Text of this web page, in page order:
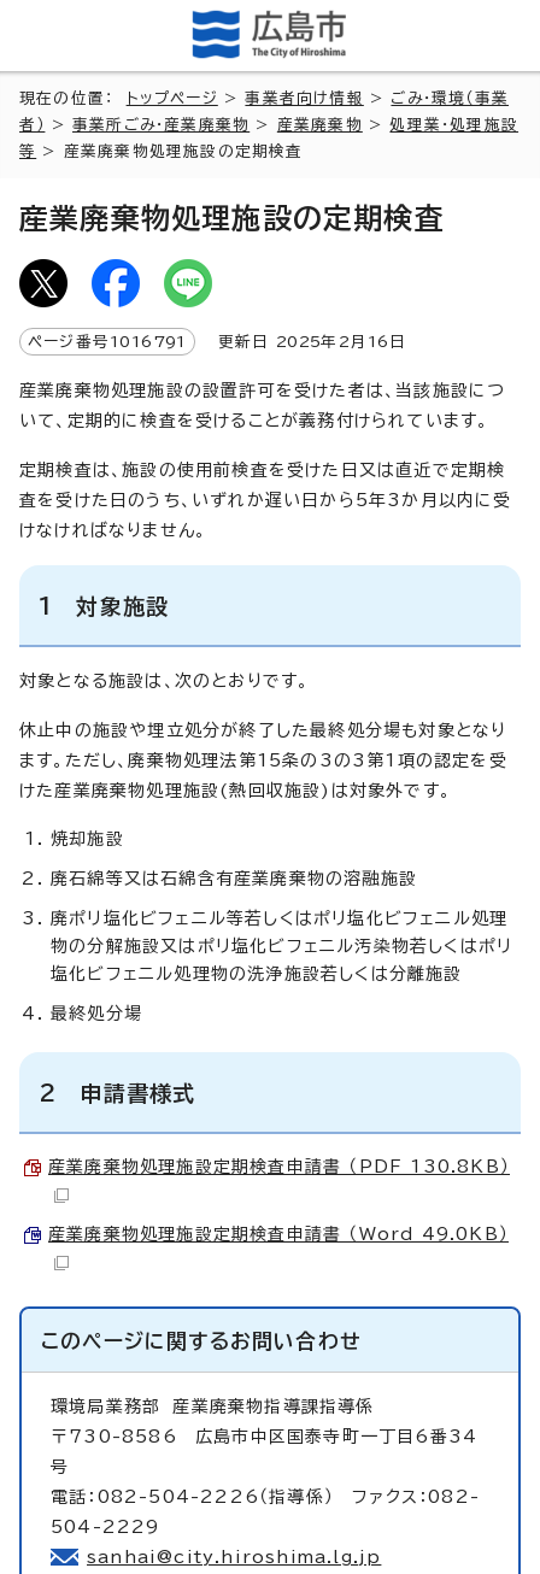
現在の位置： トップページ >事業者向け情報 > ごみ・環境（事業
者）
>事業所ごみ・産業廃棄物 > 産業廃棄物 >処理業・処理施設
等
> 産業廃棄物処理施設の定期検査
産業廃棄物処理施設の定期検査
ページ番号 1016791 更新日 2025年2月 16 日
産業廃棄物処理施設の設置許可を受けた者は、当該施設につ
いて、定期的に検査を受けることが義務付けられています。
定期検査は、施設の使用前検査を受けた日又は直近で定期検
査を受けた日のうち、いずれか遅い日から5年3か月以内に受
けなければなりません。
1 対象施設
対象となる施設は、次のとおりです。
休止中の施設や埋立処分が終了した最終処分場も対象となり
ます。ただし、廃棄物処理法第15条の3の3第1項の認定を受
けた産業廃棄物処理施設(熱回収施設)は対象外です。
焼却施設
廃石綿等又は石綿含有産業廃棄物の溶融施設
廃ポリ塩化ビフェニル等若しくはポリ塩化ビフェニル処理
物の分解施設又はポリ塩化ビフェニル汚染物若しくはポリ
塩化ビフェニル処理物の洗浄施設若しくは分離施設
最終処分場
2 申請書様式
産業廃棄物処理施設定期検査申請書 （PDF 130.8KB）
産業廃棄物処理施設定期検査申請書 （Word 49.0KB）
このページに関するお問い合わせ
環境局業務部 産業廃棄物指導課指導係
〒730-8586 広島市中区国泰寺町一丁目6番34
号
電話：082-504-2226（指導係） ファクス：082-
504-2229
sanhai@city.hiroshima.lg.jp